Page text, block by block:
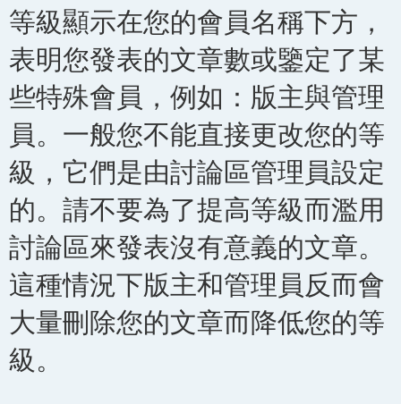
等級顯示在您的會員名稱下方，
表明您發表的文章數或鑒定了某
些特殊會員，例如：版主與管理
員。一般您不能直接更改您的等
級，它們是由討論區管理員設定
的。請不要為了提高等級而濫用
討論區來發表沒有意義的文章。
這種情況下版主和管理員反而會
大量刪除您的文章而降低您的等
級。